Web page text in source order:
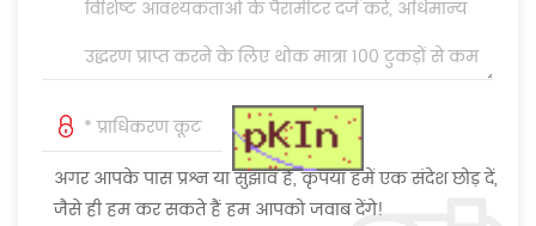
अगर आपके पास प्रश्न या सुझाव हैं, कृपया हमें एक संदेश छोड़ दें,
जैसे ही हम कर सकते हैं हम आपको जवाब देंगे!